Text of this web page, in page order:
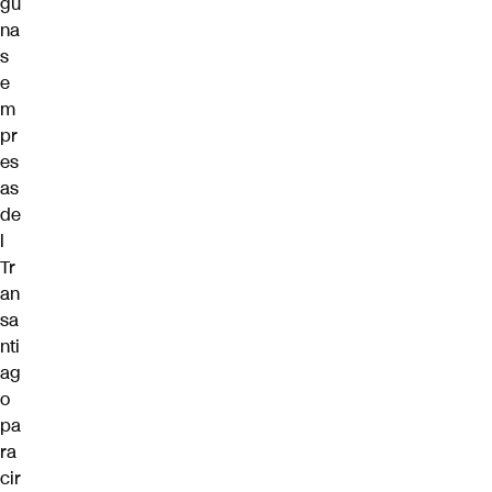
na
s
e
m
pr
es
as
de
l
Tr
an
sa
nti
ag
o
pa
ra
cir